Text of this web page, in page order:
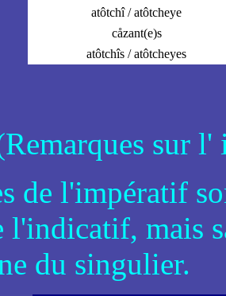
atôtchî / atôtcheye
cåzant(e)s
atôtchîs / atôtcheyes
sur
de l'impératif
l'indicatif, mais
du singulier.